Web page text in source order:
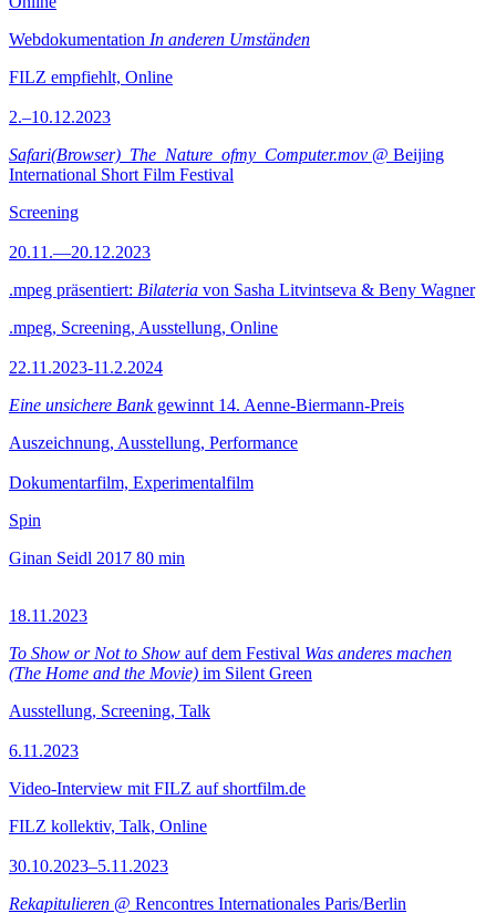
Webdokumentation In anderen Umständen
FILZ empfiehlt, Online
2.–10.12.2023
Safari(Browser)_The_Nature_ofmy_Computer.mov @ Beijing
International Short Film Festival
Screening
20.11.—20.12.2023
.mpeg präsentiert: Bilateria von Sasha Litvintseva & Beny Wagner
.mpeg, Screening, Ausstellung, Online
22.11.2023-11.2.2024
Eine unsichere Bankgewinnt 14. Aenne-Biermann-Preis
Auszeichnung, Ausstellung, Performance
Dokumentarfilm, Experimentalfilm
Spin
Ginan Seidl 2017 80 min
18.11.2023
To Show or Not to Show auf dem Festival Was anderes machen
(The Home and the Movie) im Silent Green
Ausstellung, Screening, Talk
6.11.2023
Video-Interview mit FILZ auf shortfilm.de
FILZ kollektiv, Talk, Online
30.10.2023–5.11.2023
Rekapitulieren @ Rencontres Internationales Paris/Berlin